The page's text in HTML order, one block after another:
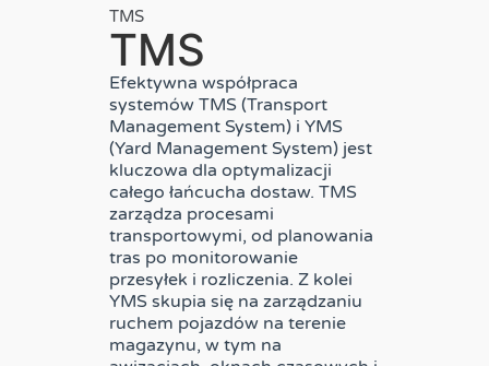
TMS
TMS
Efektywna współpraca
systemów TMS (Transport
Management System) i YMS
(Yard Management System) jest
kluczowa dla optymalizacji
całego łańcucha dostaw. TMS
zarządza procesami
transportowymi, od planowania
tras po monitorowanie
przesyłek i rozliczenia. Z kolei
YMS skupia się na zarządzaniu
ruchem pojazdów na terenie
magazynu, w tym na